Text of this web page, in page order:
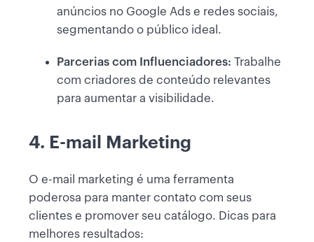
anúncios no Google Ads e redes sociais,
segmentando o público ideal.
Parcerias com Influenciadores: Trabalhe
com criadores de conteúdo relevantes
para aumentar a visibilidade.
4. E-mail Marketing
O e-mail marketing é uma ferramenta
poderosa para manter contato com seus
clientes e promover seu catálogo. Dicas para
melhores resultados: